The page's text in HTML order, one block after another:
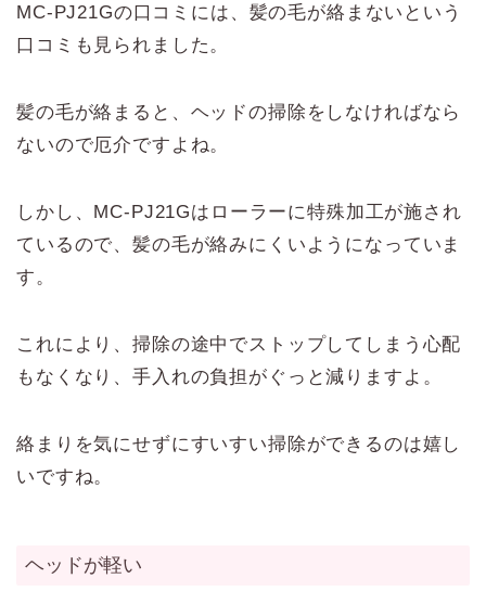
MC-PJ21Gの口コミには、髪の毛が絡まないという
口コミも見られました。
髪の毛が絡まると、ヘッドの掃除をしなければなら
ないので厄介ですよね。
しかし、MC-PJ21Gはローラーに特殊加工が施され
ているので、髪の毛が絡みにくいようになっていま
す。
これにより、掃除の途中でストップしてしまう心配
もなくなり、手入れの負担がぐっと減りますよ。
絡まりを気にせずにすいすい掃除ができるのは嬉し
いですね。
ヘッドが軽い